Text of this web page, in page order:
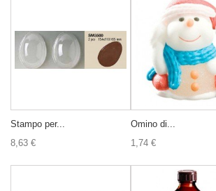
Stampo per...
8,63 €
Omino di...
1,74 €